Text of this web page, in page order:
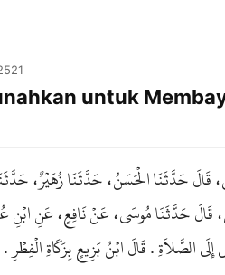
untuk
حَدَّثَنَا الْحَسَنُ، حَدَّثَنَا زُهَيْرٌ،
قَالَ حَدَّثَنَا مُوسَى، عَنْ نَافِعٍ، عَنِ
الصَّلاَةِ . قَالَ ابْنُ بَزِيعٍ بِزَكَاةِ الْفِطْرِ .